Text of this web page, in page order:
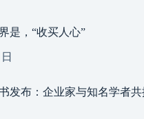
是，“收买人心”
发布：企业家与知名学者共